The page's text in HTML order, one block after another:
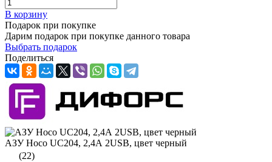
В корзину
Подарок при покупке
Дарим подарок при покупке данного товара
Выбрать подарок
Поделиться
АЗУ Hoco UC204, 2,4А 2USB, цвет черный
(22)